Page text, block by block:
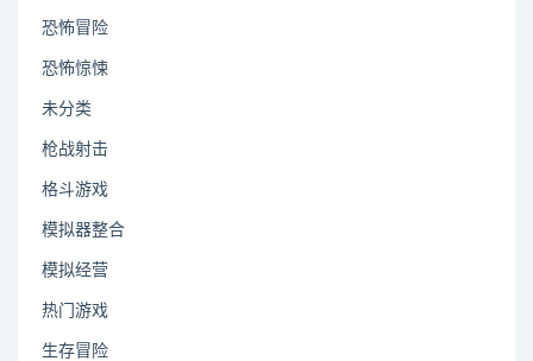
恐怖冒险
恐怖惊悚
未分类
枪战射击
格斗游戏
模拟器整合
模拟经营
热门游戏
生存冒险